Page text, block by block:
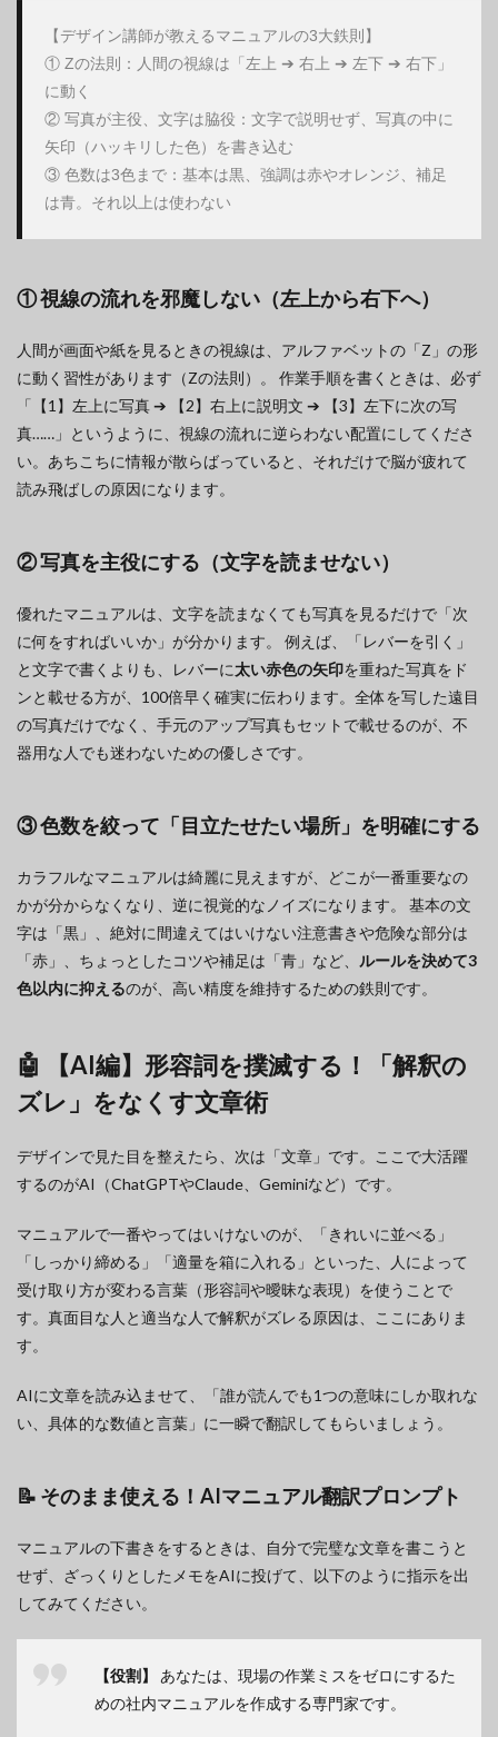
【デザイン講師が教えるマニュアルの3大鉄則】
① Zの法則：人間の視線は「左上 ➔ 右上 ➔ 左下 ➔ 右下」
に動く
② 写真が主役、文字は脇役：文字で説明せず、写真の中に
矢印（ハッキリした色）を書き込む
③ 色数は3色まで：基本は黒、強調は赤やオレンジ、補足
① 視線の流れを邪魔しない（左上から右下へ）
人間が画面や紙を見るときの視線は、アルファベットの「Z」の形
に動く習性があります（Zの法則）。 作業手順を書くときは、必ず
「【1】左上に写真 ➔ 【2】右上に説明文 ➔ 【3】左下に次の写
真……」というように、視線の流れに逆らわない配置にしてくださ
い。あちこちに情報が散らばっていると、それだけで脳が疲れて
読み飛ばしの原因になります。
② 写真を主役にする（文字を読ませない）
優れたマニュアルは、文字を読まなくても写真を見るだけで「次
に何をすればいいか」が分かります。 例えば、「レバーを引く」
と文字で書くよりも、レバーに太い赤色の矢印を重ねた写真をド
ンと載せる方が、100倍早く確実に伝わります。全体を写した遠目
の写真だけでなく、手元のアップ写真もセットで載せるのが、不
器用な人でも迷わないための優しさです。
③ 色数を絞って「目立たせたい場所」を明確にする
カラフルなマニュアルは綺麗に見えますが、どこが一番重要なの
かが分からなくなり、逆に視覚的なノイズになります。 基本の文
字は「黒」、絶対に間違えてはいけない注意書きや危険な部分は
「赤」、ちょっとしたコツや補足は「青」など、 ルールを決めて3
色以内に抑えるのが、高い精度を維持するための鉄則です。
🤖 【AI編】形容詞を撲滅する！「解釈の
ズレ」をなくす文章術
デザインで見た目を整えたら、次は「文章」です。ここで大活躍
するのがAI（ChatGPTやClaude、Geminiなど）です。
マニュアルで一番やってはいけないのが、「きれいに並べる」
「しっかり締める」「適量を箱に入れる」といった、人によって
受け取り方が変わる言葉（形容詞や曖昧な表現）を使うことで
す。真面目な人と適当な人で解釈がズレる原因は、ここにありま
す。
AIに文章を読み込ませて、「誰が読んでも1つの意味にしか取れな
い、具体的な数値と言葉」に一瞬で翻訳してもらいましょう。
📝 そのまま使える！AIマニュアル翻訳プロンプト
マニュアルの下書きをするときは、自分で完璧な文章を書こうと
せず、ざっくりとしたメモをAIに投げて、以下のように指示を出
してみてください。
【役割】
あなたは、現場の作業ミスをゼロにするた
めの社内マニュアルを作成する専門家です。